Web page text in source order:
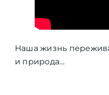
Наша жизнь
и природа…